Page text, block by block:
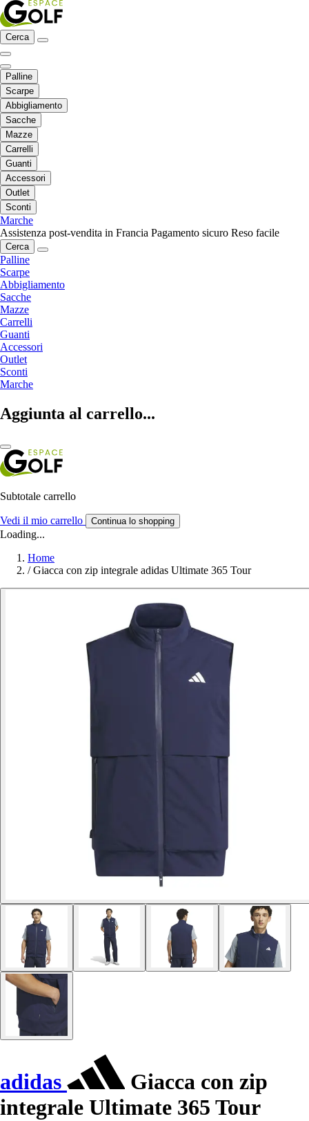
Cerca
Palline
Scarpe
Abbigliamento
Sacche
Mazze
Carrelli
Guanti
Accessori
Outlet
Sconti
Marche
Assistenza post-vendita in Francia Pagamento sicuro Reso facile
Cerca
Palline
Scarpe
Abbigliamento
Sacche
Mazze
Carrelli
Guanti
Accessori
Outlet
Sconti
Marche
Aggiunta al carrello...
Subtotale carrello
Vedi il mio carrello Continua lo shopping
Loading...
Home
/ Giacca con zip integrale adidas Ultimate 365 Tour
adidas
Giacca con zip
integrale Ultimate 365 Tour